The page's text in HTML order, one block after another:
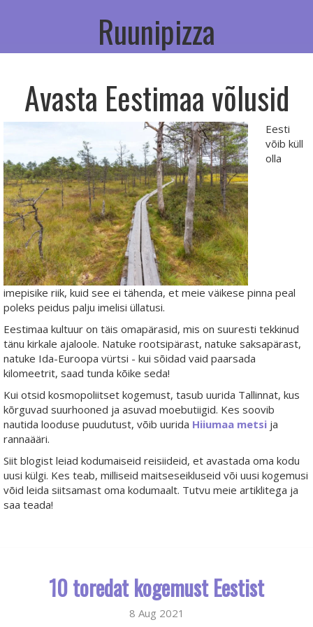
Ruunipizza
Avasta Eestimaa võlusid
Eesti
võib küll
olla
imepisike riik, kuid see ei tähenda, et meie väikese pinna peal
poleks peidus palju imelisi üllatusi.
Eestimaa kultuur on täis omapärasid, mis on suuresti tekkinud
tänu kirkale ajaloole. Natuke rootsipärast, natuke saksapärast,
natuke Ida-Euroopa vürtsi - kui sõidad vaid paarsada
kilomeetrit, saad tunda kõike seda!
Kui otsid kosmopoliitset kogemust, tasub uurida Tallinnat, kus
kõrguvad suurhooned ja asuvad moebutiigid. Kes soovib
nautida looduse puudutust, võib uurida Hiiumaa metsi ja
rannaääri.
Siit blogist leiad kodumaiseid reisiideid, et avastada oma kodu
uusi külgi. Kes teab, milliseid maitseseikluseid või uusi kogemusi
võid leida siitsamast oma kodumaalt. Tutvu meie artiklitega ja
saa teada!
10 toredat kogemust Eestist
8 Aug 2021